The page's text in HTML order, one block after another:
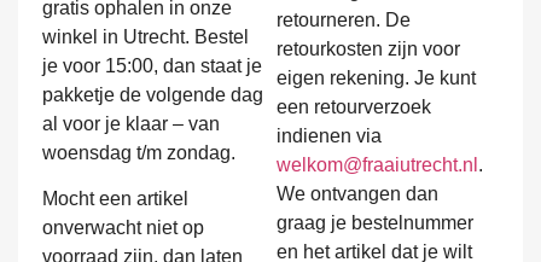
gratis ophalen in onze
winkel in Utrecht. Bestel
je voor 15:00, dan staat je
pakketje de volgende dag
al voor je klaar – van
woensdag t/m zondag.
Mocht een artikel
onverwacht niet op
voorraad zijn, dan laten
retourneren. De
retourkosten zijn voor
eigen rekening. Je kunt
een retourverzoek
indienen via
welkom@fraaiutrecht.nl .
We ontvangen dan
graag je bestelnummer
en het artikel dat je wilt